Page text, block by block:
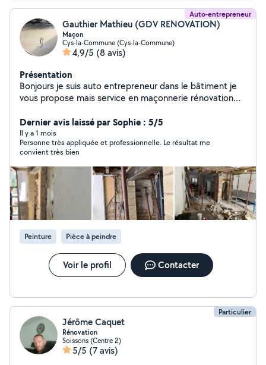
Auto-entrepreneur
Gauthier Mathieu (GDV RENOVATION)
Maçon
Cys-la-Commune (Cys-la-Commune)
4,9/5 (8 avis)
Présentation
Bonjours je suis auto entrepreneur dans le bâtiment je
vous propose mais service en maçonnerie rénovation
Dernier avis laissé par Sophie : 5/5
Il y a 1 mois
Personne très appliquée et professionnelle. Le résultat me
convient très bien
Peinture Pièce à peindre
Voir le profil Contacter
Particulier
Jérôme Caquet
Rénovation
Soissons (Centre 2)
5/5 (7 avis)